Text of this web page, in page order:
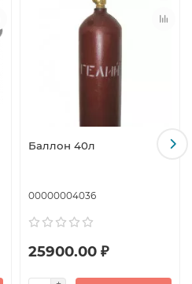
Баллон 40л
00000004036
25900.00 ₽